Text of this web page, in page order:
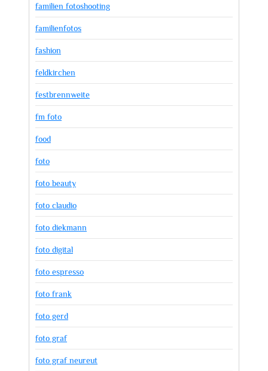
familien fotoshooting
familienfotos
fashion
feldkirchen
festbrennweite
fm foto
food
foto
foto beauty
foto claudio
foto diekmann
foto digital
foto espresso
foto frank
foto gerd
foto graf
foto graf neureut